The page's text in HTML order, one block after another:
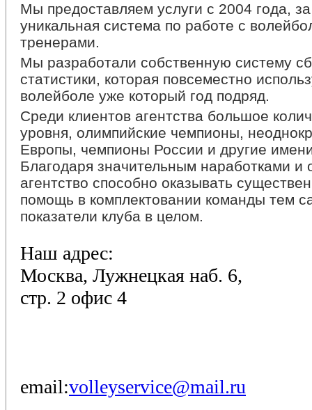
Мы предоставляем услуги с 2004 года,
уникальная система по работе с
тренерами.
Мы разработали собственную систему
статистики, которая повсеместно
волейболе уже который год подряд.
Среди клиентов агентства большое
уровня, олимпийские чемпионы,
Европы, чемпионы России и другие
Благодаря значительным наработками
агентство способно оказывать
помощь в комплектовании команды тем
показатели клуба в целом.
Наш адрес:
Москва, Лужнецкая наб. 6,
стр. 2 офис 4
email:volleyservice@mail.ru